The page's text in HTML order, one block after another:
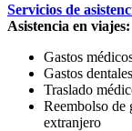
Servicios de
Asistencia en viajes:
Gastos
Gastos
Traslado
Reembolso de
extranjero